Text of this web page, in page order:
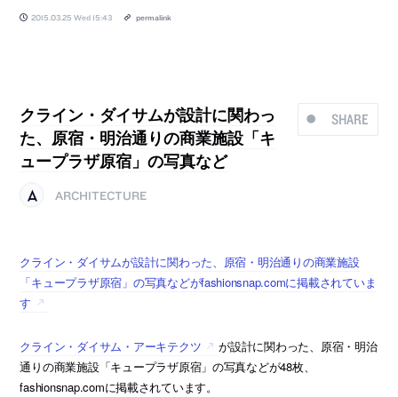
2015.03.25 Wed 15:43 permalink
SHARE
クライン・ダイサムが設計に関わっ
た、原宿・明治通りの商業施設「キ
ュープラザ原宿」の写真など
ARCHITECTURE
クライン・ダイサムが設計に関わった、原宿・明治通りの商業施設
「キュープラザ原宿」の写真などがfashionsnap.comに掲載されていま
す
クライン・ダイサム・アーキテクツ
が設計に関わった、原宿・明治
通りの商業施設「キュープラザ原宿」の写真などが48枚、
fashionsnap.comに掲載されています。